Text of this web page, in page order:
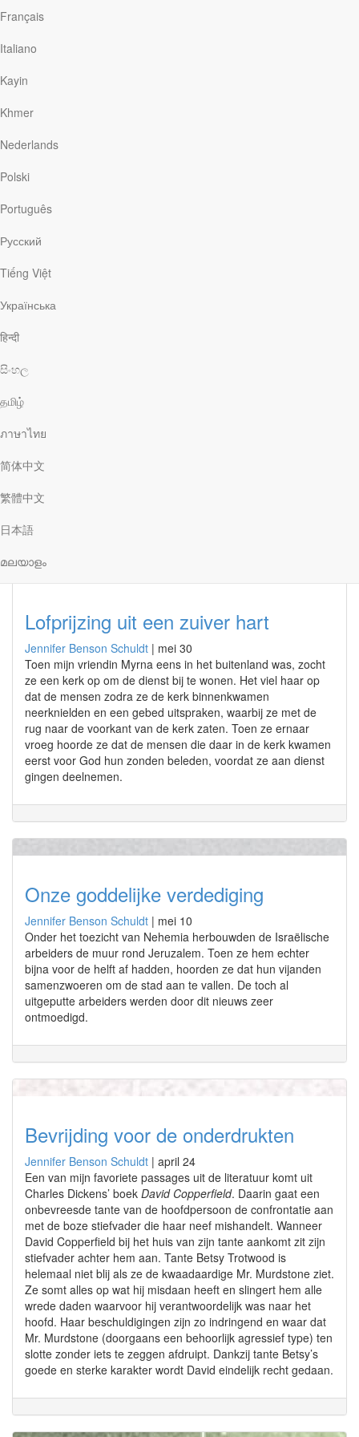
Français
Italiano
Kayin
Khmer
Nederlands
Polski
Português
Русский
Tiếng Việt
Українська
हिन्दी
සිංහල
தமிழ்
ภาษาไทย
简体中文
繁體中文
日本語
മലയാളം
Een afgelegen plek
Jennifer Benson Schuldt
geïsoleerde ligging. Dankzij de 288 mensen voor wie het hun
de wereld. Het ligt in het zuidelijke deel van de Atlantische
meest nabije vasteland. Wie er op bezoek wil gaan moet een
eiland is geen landingsbaan te vinden.
Het allerbeste
geluid voor het eerst hoorde. Toen hij aan zijn moeder vroeg
wat het was, vertelde zij dat het bedoeld was om de mensen
ze geen dekking zochten, zouden ze door de wervelstorm
zo erg? Als we doodgaan, zullen we Jezus toch zien?’
Lofprijzing uit een zuiver hart
Jennifer Benson Schuldt | mei 30
Toen mijn vriendin Myrna eens in het buitenland was, zocht
ze een kerk op om de dienst bij te wonen. Het viel haar op
dat de mensen zodra ze de kerk binnenkwamen
neerknielden en een gebed uitspraken, waarbij ze met de
rug naar de voorkant van de kerk zaten. Toen ze ernaar
vroeg hoorde ze dat de mensen die daar in de kerk kwamen
eerst voor God hun zonden beleden, voordat ze aan dienst
gingen deelnemen.
Onze goddelijke verdediging
Jennifer Benson Schuldt | mei 10
Onder het toezicht van Nehemia herbouwden de Israëlische
arbeiders de muur rond Jeruzalem. Toen ze hem echter
bijna voor de helft af hadden, hoorden ze dat hun vijanden
samenzwoeren om de stad aan te vallen. De toch al
uitgeputte arbeiders werden door dit nieuws zeer
ontmoedigd.
Bevrijding voor de onderdrukten
Jennifer Benson Schuldt | april 24
Een van mijn favoriete passages uit de literatuur komt uit
Charles Dickens’ boek David Copperfield. Daarin gaat een
onbevreesde tante van de hoofdpersoon de confrontatie aan
met de boze stiefvader die haar neef mishandelt. Wanneer
David Copperfield bij het huis van zijn tante aankomt zit zijn
stiefvader achter hem aan. Tante Betsy Trotwood is
helemaal niet blij als ze de kwaadaardige Mr. Murdstone ziet.
Ze somt alles op wat hij misdaan heeft en slingert hem alle
wrede daden waarvoor hij verantwoordelijk was naar het
hoofd. Haar beschuldigingen zijn zo indringend en waar dat
Mr. Murdstone (doorgaans een behoorlijk agressief type) ten
slotte zonder iets te zeggen afdruipt. Dankzij tante Betsy’s
goede en sterke karakter wordt David eindelijk recht gedaan.